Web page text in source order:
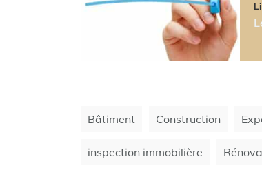
Bâtiment Construction
inspection immobilière